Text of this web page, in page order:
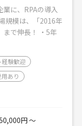
業に、RPAの導入
規模は、「2016年
で伸長！ ・5年
験歓迎
あり
円 ～